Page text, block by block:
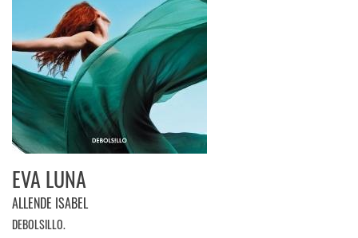
EVA LUNA
ALLENDE ISABEL
DEBOLSILLO.